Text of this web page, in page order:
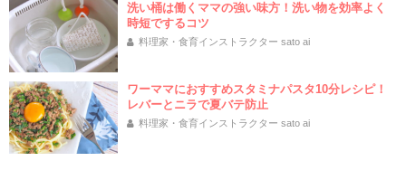
洗い桶は働くママの強い味方！洗い物を効率よく
時短でするコツ
料理家・食育インストラクター sato ai
ワーママにおすすめスタミナパスタ10分レシピ！
レバーとニラで夏バテ防止
料理家・食育インストラクター sato ai